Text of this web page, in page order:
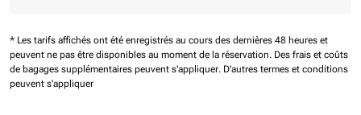
* Les tarifs affichés ont été enregistrés au cours des dernières 48 heures et
peuvent ne pas être disponibles au moment de la réservation. Des frais et coûts
de bagages supplémentaires peuvent s'appliquer. D'autres termes et conditions
peuvent s'appliquer